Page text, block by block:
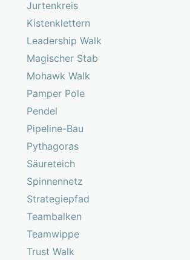
Jurtenkreis
Kistenklettern
Leadership Walk
Magischer Stab
Mohawk Walk
Pamper Pole
Pendel
Pipeline-Bau
Pythagoras
Säureteich
Spinnennetz
Strategiepfad
Teambalken
Teamwippe
Trust Walk